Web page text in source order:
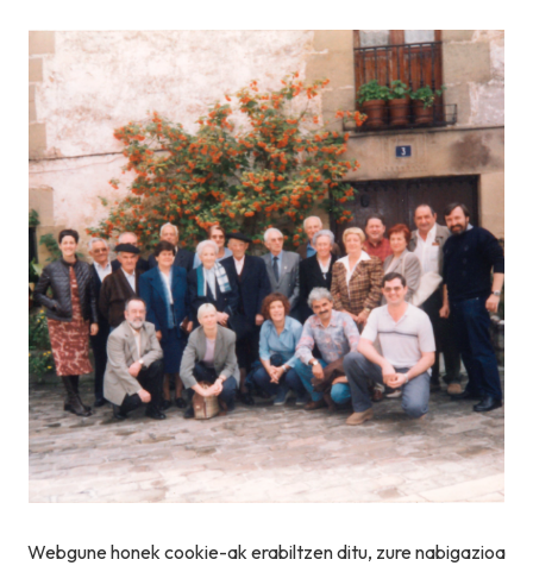
Webgune honek cookie-ak erabiltzen ditu, zure nabigazioa